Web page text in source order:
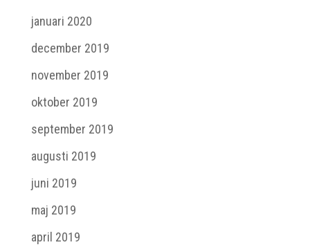
januari 2020
december 2019
november 2019
oktober 2019
september 2019
augusti 2019
juni 2019
maj 2019
april 2019